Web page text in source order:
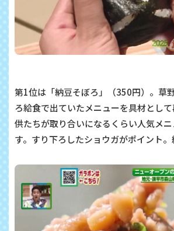
第1位は「納豆そぼろ」（350円）。草
ろ給食で出ていたメニューを具材とし
供たちが取り合いになるくらい人気メ
す。すり下ろしたショウガがポイント。